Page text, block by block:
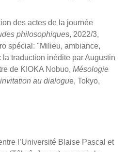
des actes de la journée
philosophiques, 2022/3,
spécial: "Milieu, ambiance,
traduction inédite par Augustin
de KIOKA Nobuo, Mésologie
au dialogue, Tokyo,
l’Université Blaise Pascal et